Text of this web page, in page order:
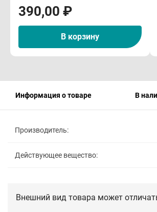
390,00 ₽
В корзину
Информация о товаре В
Производитель:
Действующее вещество:
Внешний вид товара может